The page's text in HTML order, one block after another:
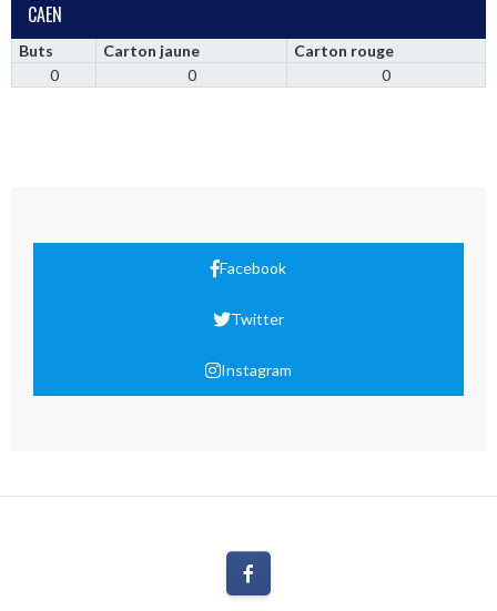
CAEN
Buts Carton jaune
Carton rouge
0
0 0
Facebook
Twitter
Instagram